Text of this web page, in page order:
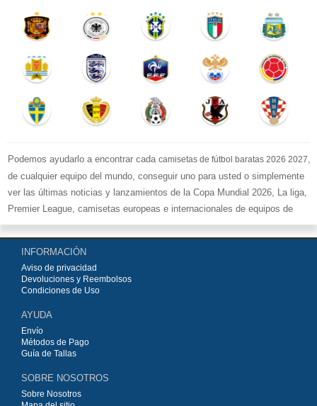
Podemos ayudarlo a encontrar cada camisetas de fútbol baratas 2026 2027,
de cualquier equipo del mundo, conseguir uno para usted o simplemente
ver las últimas noticias y lanzamientos de la Copa Mundial 2026, La liga,
Premier League, camisetas europeas e internacionales de equipos de
fútbol y kits.
Comprecamisetas de fútbol baratas replicasen la tienda deportiva
más grande de Europa. ¡Grandes ofertas en todas las camisetas del club
de fútbol, ​​kits europeos e internacionales, todo a los precios más bajos!
Compre nuestra gran selección de
INFORMACIÓN
Aviso de privacidad
Devoluciones y Reembolsos
Condiciones de Uso
AYUDA
Envío
Métodos de Pago
Guía de Tallas
SOBRE NOSOTROS
Sobre Nosotros